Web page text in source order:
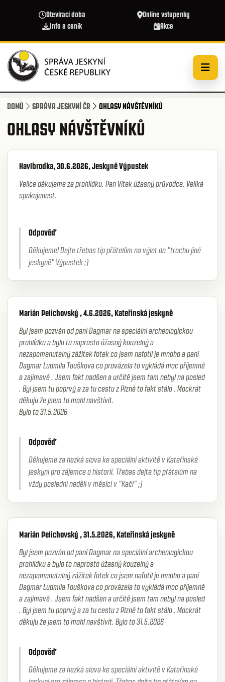
Otevírací doba
Online vstupenky
Info a ceník
Akce
DOMŮ SPRÁVA JESKYNÍ ČR OHLASY NÁVŠTĚVNÍKŮ
OHLASY NÁVŠTĚVNÍKŮ
Havlbrodka, 30.6.2026, Jeskyně Výpustek
Velice děkujeme za prohlídku. Pan Vítek úžasný průvodce. Veliká
spokojenost.
Odpověď
Děkujeme! Dejte třebas tip přátelům na výlet do "trochu jiné
jeskyně" Výpustek ;)
Marián Pelichovský , 4.6.2026, Kateřinská jeskyně
Byl jsem pozván od paní Dagmar na speciální archeologickou
prohlídku a bylo to naprosto úžasný kouzelný a
nezapomenutelný zážitek fotek co jsem nafotil je mnoho a paní
Dagmar Ludmila Touškova co provázela to vykládá moc příjemně
a zajímavě . Jsem fakt nadšen a určitě jsem tam nebyl na posled
. Byl jsem tu poprvý a za tu cestu z Plzně to fakt stálo . Mockrát
děkuju že jsem to mohl navštívit.
Bylo to 31.5.2026
Odpověď
Děkujeme za hezká slova ke speciální aktivitě v Kateřinské
jeskyni pro zájemce o historii. Třebas dejte tip přátelům na
vždy poslední neděli v měsíci v "Kači" ;)
Marián Pelichovský , 31.5.2026, Kateřinská jeskyně
Byl jsem pozván od paní Dagmar na speciální archeologickou
prohlídku a bylo to naprosto úžasný kouzelný a
nezapomenutelný zážitek fotek co jsem nafotil je mnoho a paní
Dagmar Ludmila Touškova co provázela to vykládá moc příjemně
a zajímavě . Jsem fakt nadšen a určitě jsem tam nebyl na posled
. Byl jsem tu poprvý a za tu cestu z Plzně to fakt stálo . Mockrát
děkuju že jsem to mohl navštívit. Bylo to 31.5.2026
Odpověď
Děkujeme za hezká slova ke speciální aktivitě v Kateřinské